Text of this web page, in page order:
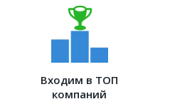
Входим в ТОП
компаний